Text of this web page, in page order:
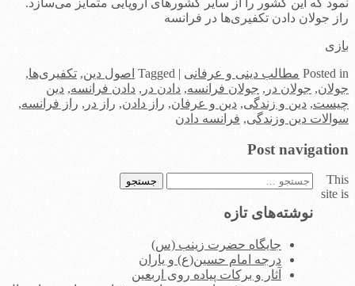
راز جولان دادن تکفیری‌ها در فرانسه
بازی
Posted in مطالب دینی و عرفانی |
Tagged اصول دین, تکفیری‌ها,
جولان, جولان در , جولان فرانسه, دادن در , دادن فرانسه, دین
چیست, دین و زندگی, دین و عرفان, راز دادن, راز در , راز فرانسه,
سوالات دین وزندگی, فرانسه دادن
Post navigation
جستجو
نوشته‌های تازه
جایگاه حضرت زینب (س)
درجه امام حسین(ع) و یاران
آثار و برکات پیاده روی اربعین
This
site is